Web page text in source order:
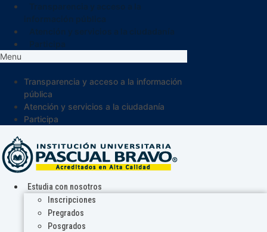
Menu
Transparencia y acceso a la información
pública
Atención y servicios a la ciudadanía
Participa
Estudia con nosotros
Inscripciones
Pregrados
Posgrados